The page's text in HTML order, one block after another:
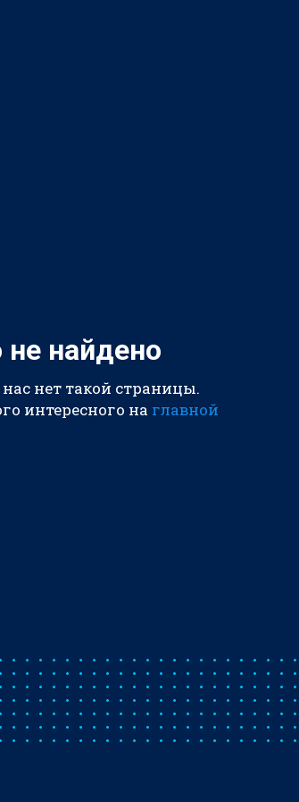
не найдено
нет такой страницы.
интересного на главной